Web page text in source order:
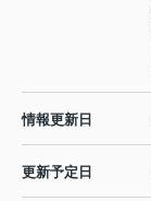
情報更新日
更新予定日